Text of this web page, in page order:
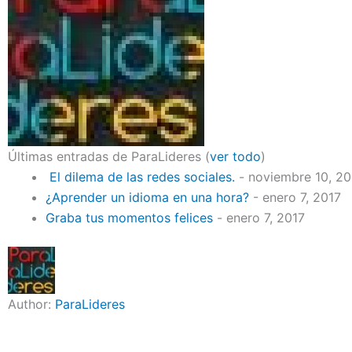
Últimas entradas de ParaLideres (ver todo)
El dilema de las redes sociales. - noviembre 10,
¿Aprender un idioma en una hora? - enero 7, 2017
Graba tus momentos felices - enero 7, 2017
Author: ParaLideres